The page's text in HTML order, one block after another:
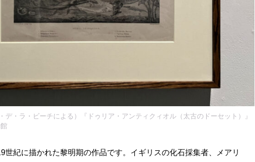
デ・ラ・ビーチによる）『ドゥリア・アンティクィオル（太古のドーセット）』
世紀に描かれた黎明期の作品です。イギリスの化石採集者、メアリ